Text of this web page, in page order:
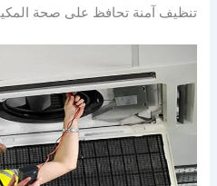
تنظيف آمنة تحافظ على صحة